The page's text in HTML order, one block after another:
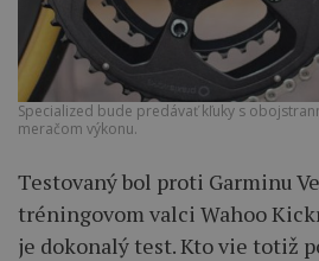
Specialized bude predávať kľuky s
meračom výkonu.
Testovaný bol proti Garminu
tréningovom valci Wahoo
je dokonalý test. Kto vie totiž